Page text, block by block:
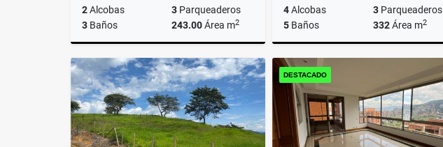
2Alcobas 3 Parqueaderos
3 Baños 243.00Área m2
Venta
$2.650.000.000
4Alcobas 3 Parqueaderos
5 Baños 332Área m2
DESTACADO